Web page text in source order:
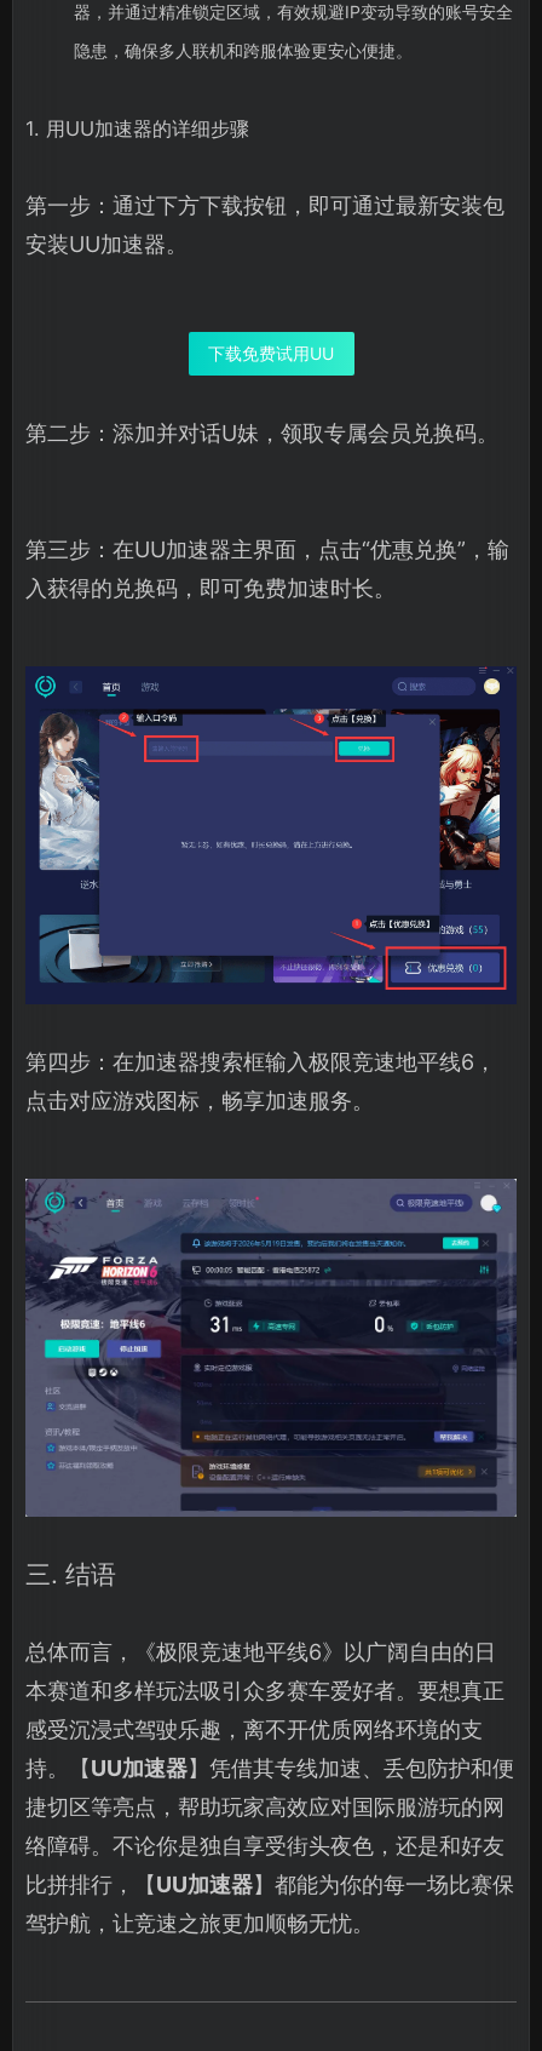
器，并通过精准锁定区域，有效规避IP变动导致的账号安全
隐患，确保多人联机和跨服体验更安心便捷。
1. 用UU加速器的详细步骤
第一步：通过下方下载按钮，即可通过最新安装包
安装UU加速器。
下载免费试用UU
第二步：添加并对话U妹，领取专属会员兑换码。
第三步：在UU加速器主界面，点击“优惠兑换”，输
入获得的兑换码，即可免费加速时长。
第四步：在加速器搜索框输入极限竞速地平线6，
点击对应游戏图标，畅享加速服务。
三. 结语
总体而言，《极限竞速地平线6》以广阔自由的日
本赛道和多样玩法吸引众多赛车爱好者。要想真正
感受沉浸式驾驶乐趣，离不开优质网络环境的支
持。【UU加速器】凭借其专线加速、丢包防护和便
捷切区等亮点，帮助玩家高效应对国际服游玩的网
络障碍。不论你是独自享受街头夜色，还是和好友
比拼排行，【UU加速器】都能为你的每一场比赛保
驾护航，让竞速之旅更加顺畅无忧。